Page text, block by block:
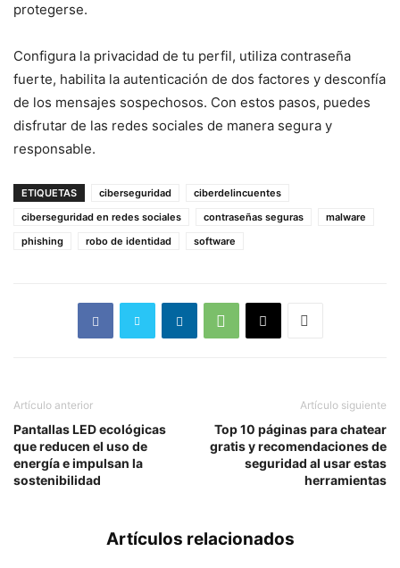
protegerse.
Configura la privacidad de tu perfil, utiliza contraseña
fuerte, habilita la autenticación de dos factores y desconfía
de los mensajes sospechosos. Con estos pasos, puedes
disfrutar de las redes sociales de manera segura y
responsable.
ETIQUETAS ciberseguridad
ciberdelincuentes
ciberseguridad en redes sociales
contraseñas seguras
malware
phishing
robo de identidad software
Artículo anterior
Pantallas LED ecológicas
que reducen el uso de
energía e impulsan la
sostenibilidad
Artículo siguiente
Top 10 páginas para chatear
gratis y recomendaciones de
seguridad al usar estas
herramientas
Artículos relacionados